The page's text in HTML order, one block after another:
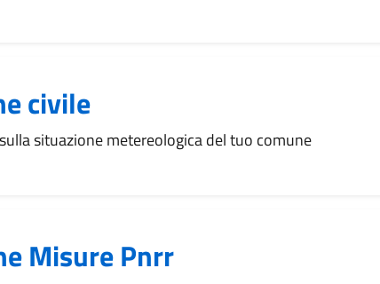
civile
situazione metereologica del tuo comune
Misure Pnrr